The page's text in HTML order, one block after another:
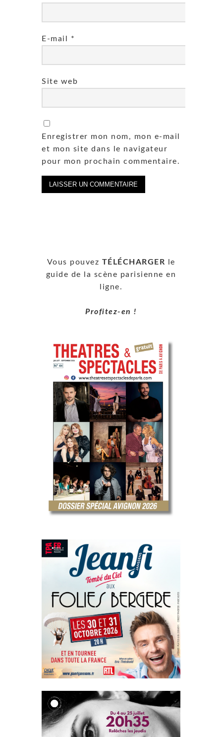
E-mail *
Site web
Enregistrer mon nom, mon e-mail
et mon site dans le navigateur
pour mon prochain commentaire.
Vous pouvez TÉLÉCHARGER le
guide de la scène parisienne en
ligne.
Profitez-en !